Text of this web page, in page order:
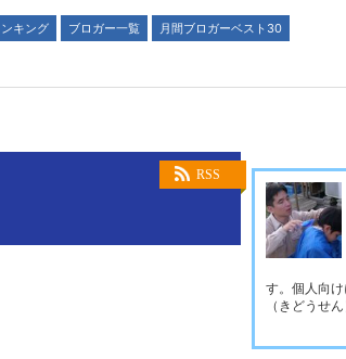
キング ブロガー一覧
月間ブロガーベスト30
RSS
す。個人向
（きどうせ